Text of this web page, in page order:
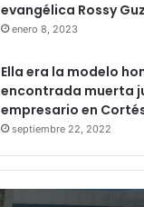
evangélica Rossy
enero 8, 2023
Ella era la modelo
encontrada muerta
empresario en
septiembre 22, 2022